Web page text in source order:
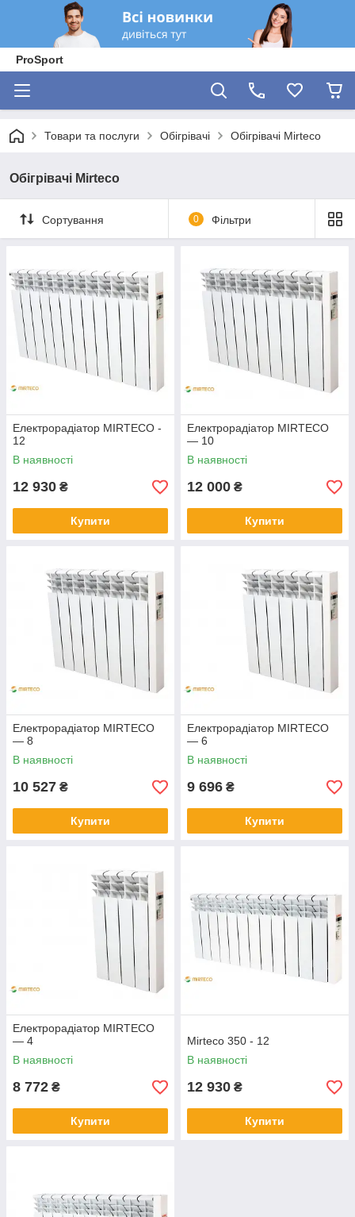
ProSport
Товари та послуги Обігрівачі Обігрівачі Mirteco
Обігрівачі Mirteco
Сортування 0 Фільтри
Електрорадіатор MIRTECO -
12
В наявності
12 930 ₴
Купити
Електрорадіатор MIRTECO
— 10
В наявності
12 000 ₴
Купити
Електрорадіатор MIRTECO
— 8
В наявності
10 527 ₴
Купити
Електрорадіатор MIRTECO
— 6
В наявності
9 696 ₴
Купити
Електрорадіатор MIRTECO
— 4
В наявності
8 772 ₴
Купити
Mirteco 350 - 12
В наявності
12 930 ₴
Купити